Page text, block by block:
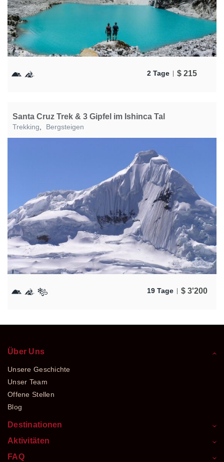
2 Tage $ 215
Santa Cruz Trek & 3 Gipfel im Ishinca Tal
Trekking Bergsteigen
19 Tage $ 3'200
Über Uns
Unsere Geschichte
Unser Team
Offene Stellen
Blog
Destinationen
Aktivitäten
FAQ